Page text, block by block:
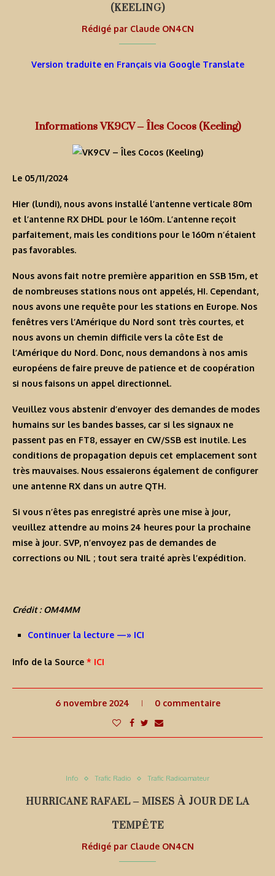
(KEELING)
Rédigé par Claude ON4CN
Version traduite en Français via Google Translate
Informations VK9CV – Îles Cocos (Keeling)
Le 05/11/2024
Hier (lundi), nous avons installé l’antenne verticale 80m
et l’antenne RX DHDL pour le 160m. L’antenne reçoit
parfaitement, mais les conditions pour le 160m n’étaient
pas favorables.
Nous avons fait notre première apparition en SSB 15m, et
de nombreuses stations nous ont appelés, HI. Cependant,
nous avons une requête pour les stations en Europe. Nos
fenêtres vers l’Amérique du Nord sont très courtes, et
nous avons un chemin difficile vers la côte Est de
l’Amérique du Nord. Donc, nous demandons à nos amis
européens de faire preuve de patience et de coopération
si nous faisons un appel directionnel.
Veuillez vous abstenir d’envoyer des demandes de modes
humains sur les bandes basses, car si les signaux ne
passent pas en FT8, essayer en CW/SSB est inutile. Les
conditions de propagation depuis cet emplacement sont
très mauvaises. Nous essaierons également de configurer
une antenne RX dans un autre QTH.
Si vous n’êtes pas enregistré après une mise à jour,
veuillez attendre au moins 24 heures pour la prochaine
mise à jour. SVP, n’envoyez pas de demandes de
corrections ou NIL ; tout sera traité après l’expédition.
Crédit : OM4MM
Continuer la lecture —» ICI
Info de la Source * ICI
6 novembre 2024 0 commentaire
Info Trafic Radio Trafic Radioamateur
HURRICANE RAFAEL – MISES À JOUR DE LA
TEMPÊTE
Rédigé par Claude ON4CN